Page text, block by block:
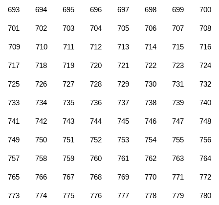
693 694 695 696 697 698 699 700
701 702 703 704 705 706 707 708
709 710 711 712 713 714 715 716
717 718 719 720 721 722 723 724
725 726 727 728 729 730 731 732
733 734 735 736 737 738 739 740
741 742 743 744 745 746 747 748
749 750 751 752 753 754 755 756
757 758 759 760 761 762 763 764
765 766 767 768 769 770 771 772
773 774 775 776 777 778 779 780